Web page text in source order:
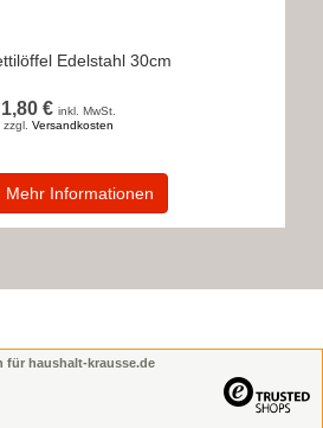
Edelstahl 30cm
1,80 € inkl. MwSt.
zzgl. Versandkosten
Mehr Informationen
für haushalt-krausse.de